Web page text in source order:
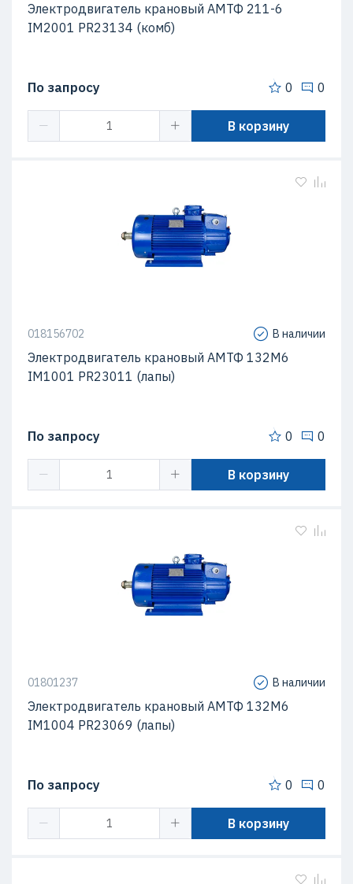
Электродвигатель крановый АМТФ 211-6
IM2001 PR23134 (комб)
По запросу 0 0
В корзину
018156702 В наличии
Электродвигатель крановый АМТФ 132М6
IM1001 PR23011 (лапы)
По запросу 0 0
В корзину
01801237 В наличии
Электродвигатель крановый АМТФ 132М6
IM1004 PR23069 (лапы)
По запросу 0 0
В корзину